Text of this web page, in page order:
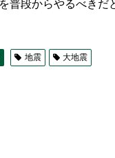
普段からやるべきだ
地震 大地震